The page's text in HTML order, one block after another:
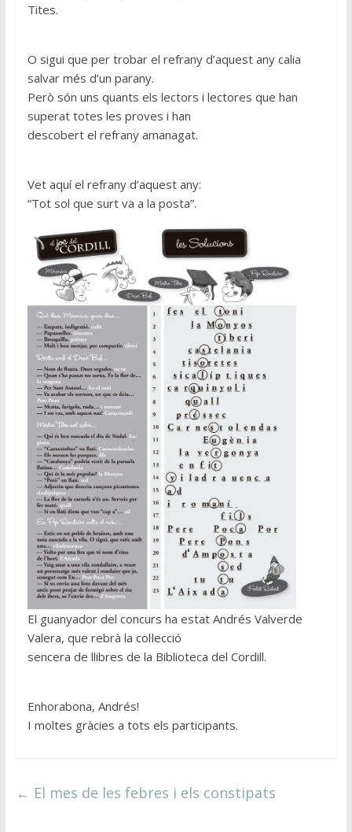
Tites.
O sigui que per trobar el refrany d’aquest any calia
salvar més d’un parany.
Però són uns quants els lectors i lectores que han
superat totes les proves i han
descobert el refrany amanagat.
Vet aquí el refrany d’aquest any:
“Tot sol que surt va a la posta”.
El guanyador del concurs ha estat Andrés Valverde
Valera, que rebrà la col·lecció
sencera de llibres de la Biblioteca del Cordill.
Enhorabona, Andrés!
I moltes gràcies a tots els participants.
← El mes de les febres i els constipats